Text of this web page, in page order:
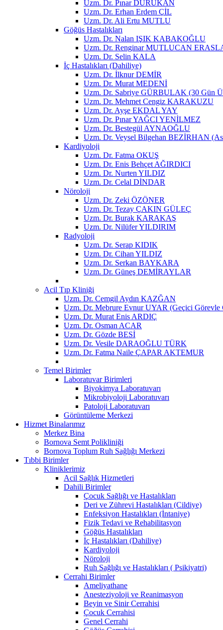
Uzm. Dr. Pınar DURUKAN
Uzm. Dr. Erhan Erdem ÇİL
Uzm. Dr. Ali Ertu MUTLU
Göğüs Hastalıkları
Uzm. Dr. Nalan IŞIK KABAKOĞLU
Uzm. Dr. Renginar MUTLUCAN
Uzm. Dr. Selin KALA
İç Hastalıkları (Dahiliye)
Uzm. Dr. İlknur DEMİR
Uzm. Dr. Murat MEDENİ
Uzm. Dr. Sabriye GÜRBULAK (30 Gün
Uzm. Dr. Mehmet Cengiz KARAKUZU
Uzm. Dr. Ayşe EKDAL YAY
Uzm. Dr. Pınar YAĞCI YENİLMEZ
Uzm. Dr. Bestegül AYNAOĞLU
Uzm. Dr. Veysel Bilgehan BEZİRHAN
Kardiyoloji
Uzm. Dr. Fatma OKUŞ
Uzm. Dr. Enis Behçet AĞIRDICI
Uzm. Dr. Nurten YILDIZ
Uzm. Dr. Celal DİNDAR
Nöroloji
Uzm. Dr. Zeki ÖZÖNER
Uzm. Dr. Tezay ÇAKIN GÜLEÇ
Uzm. Dr. Burak KARAKAŞ
Uzm. Dr. Nilüfer YILDIRIM
Radyoloji
Uzm. Dr. Serap KIDIK
Uzm. Dr. Cihan YILDIZ
Uzm. Dr. Serkan BAYKARA
Uzm. Dr. Güneş DEMİRAYLAR
Acil Tıp Kliniği
Uzm. Dr. Cemgil Aydın KAZĞAN
Uzm. Dr. Mebrure Evnur UYAR (Geçici Görevle
Uzm. Dr. Murat Enis ARDIÇ
Uzm. Dr. Osman ACAR
Uzm. Dr. Gözde BESİ
Uzm. Dr. Vesile DARAOĞLU TÜRK
Uzm. Dr. Fatma Naile ÇAPAR AKTEMUR
Temel Birimler
Laboratuvar Birimleri
Biyokimya Laboratuvarı
Mikrobiyoloji Laboratuvarı
Patoloji Laboratuvarı
Görüntüleme Merkezi
Hizmet Binalarımız
Merkez Bina
Bornova Semt Polikliniği
Bornova Toplum Ruh Sağlığı Merkezi
Tıbbi Birimler
Kliniklerimiz
Acil Sağlık Hizmetleri
Dahili Birimler
Çocuk Sağlığı ve Hastalıkları
Deri ve Zührevi Hastalıkları (Cildiye)
Enfeksiyon Hastalıkları (İntaniye)
Fizik Tedavi ve Rehabilitasyon
Göğüs Hastalıkları
İç Hastalıkları (Dahiliye)
Kardiyoloji
Nöroloji
Ruh Sağlığı ve Hastalıkları ( Psikiyatri)
Cerrahi Birimler
Ameliyathane
Anesteziyoloji ve Reanimasyon
Beyin ve Sinir Cerrahisi
Çocuk Cerrahisi
Genel Cerrahi